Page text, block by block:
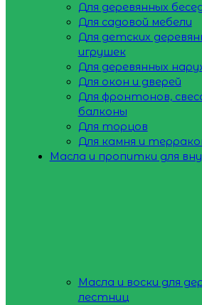
Для деревянных
Для садовой мебели
Для детских
игрушек
Для деревянных
Для окон и дверей
Для фронтонов,
балконы
Для торцов
Для камня и
Масла и пропитки для
Масла и воски для
лестниц